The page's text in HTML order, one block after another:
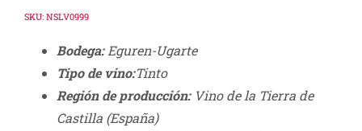
SKU: NSLV0999
Bodega:Eguren-Ugarte
Tipo de vino:Tinto
Región de producción:Vino de la Tierra de
Castilla (España)